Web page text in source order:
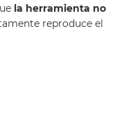
la herramienta no
reproduce el